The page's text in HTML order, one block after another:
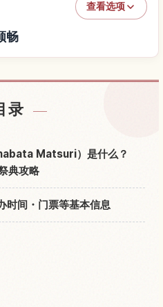
查看选项
畅
录
Matsuri）是什么？
典攻略
时间・门票等基本信息